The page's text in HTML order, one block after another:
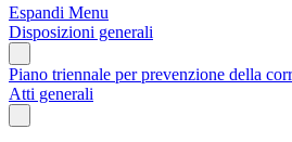
Espandi Menu
Disposizioni generali
Piano triennale per prevenzione della
Atti generali